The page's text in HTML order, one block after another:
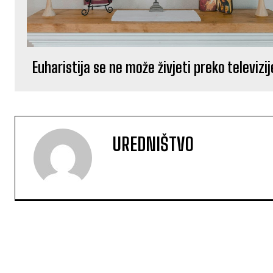
Euharistija se ne može živjeti preko
UREDNIŠTVO